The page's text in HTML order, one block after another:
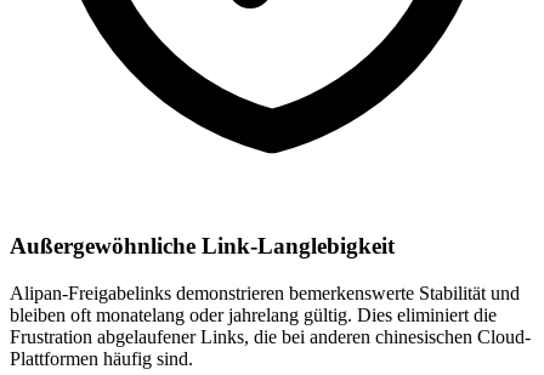
Außergewöhnliche Link-Langlebigkeit
Alipan-Freigabelinks demonstrieren bemerkenswerte Stabilität und
bleiben oft monatelang oder jahrelang gültig. Dies eliminiert die
Frustration abgelaufener Links, die bei anderen chinesischen Cloud-
Plattformen häufig sind.